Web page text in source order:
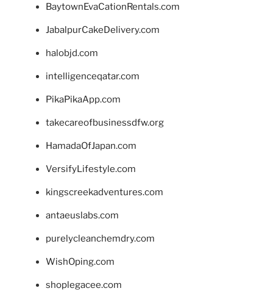
BaytownEvaCationRentals.com
JabalpurCakeDelivery.com
halobjd.com
intelligenceqatar.com
PikaPikaApp.com
takecareofbusinessdfw.org
HamadaOfJapan.com
VersifyLifestyle.com
kingscreekadventures.com
antaeuslabs.com
purelycleanchemdry.com
WishOping.com
shoplegacee.com